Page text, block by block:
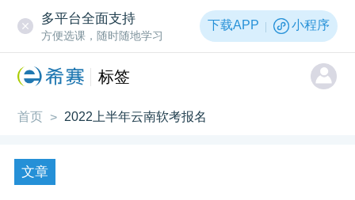
多平台全面支持
方便选课，随时随地学习
下载APP 小程序
标签
首页 > 2022上半年云南软考报名
文章